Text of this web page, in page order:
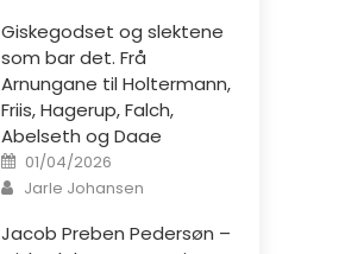
Giskegodset og slektene
som bar det. Frå
Arnungane til Holtermann,
Friis, Hagerup, Falch,
Abelseth og Daae
Posted on
01/04/2026
Author
Jarle Johansen
Jacob Preben Pedersøn –